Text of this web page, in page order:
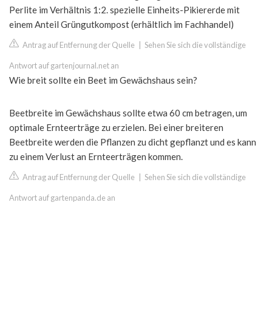
Perlite im Verhältnis 1:2. spezielle Einheits-Pikiererde mit
einem Anteil Grüngutkompost (erhältlich im Fachhandel)
Antrag auf Entfernung der Quelle Sehen Sie sich die vollständige
Antwort auf gartenjournal.net an
Wie breit sollte ein Beet im Gewächshaus sein?
Beetbreite im Gewächshaus sollte etwa 60 cm betragen, um
optimale Ernteerträge zu erzielen. Bei einer breiteren
Beetbreite werden die Pflanzen zu dicht gepflanzt und es kann
zu einem Verlust an Ernteerträgen kommen.
Antrag auf Entfernung der Quelle Sehen Sie sich die vollständige
Antwort auf gartenpanda.de an